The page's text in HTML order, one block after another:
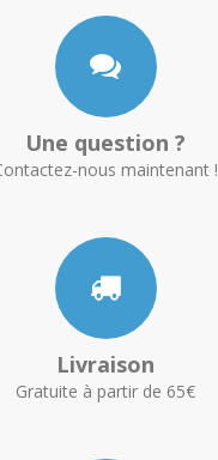
Une question ?
nous maintenant !
Livraison
Gratuite à partir de 65€